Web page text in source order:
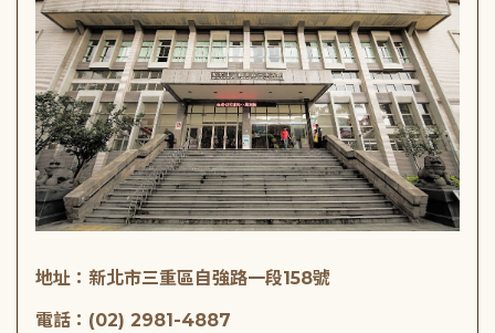
地址：新北市三重區自強路一段158號
電話：(02) 2981-4887